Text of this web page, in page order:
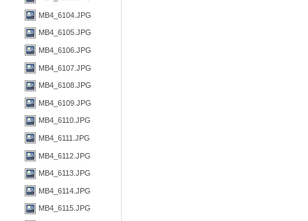
MB4_6104.JPG
MB4_6105.JPG
MB4_6106.JPG
MB4_6107.JPG
MB4_6108.JPG
MB4_6109.JPG
MB4_6110.JPG
MB4_6111.JPG
MB4_6112.JPG
MB4_6113.JPG
MB4_6114.JPG
MB4_6115.JPG